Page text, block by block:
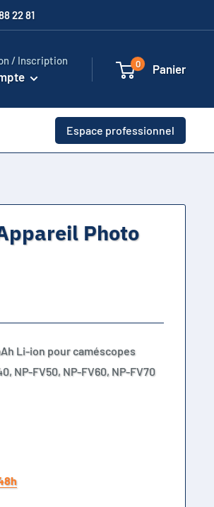
22 81
/ Inscription 0 Panier
Espace professionnel
Photo
Li-ion pour caméscopes
NP-FV50, NP-FV60, NP-FV70